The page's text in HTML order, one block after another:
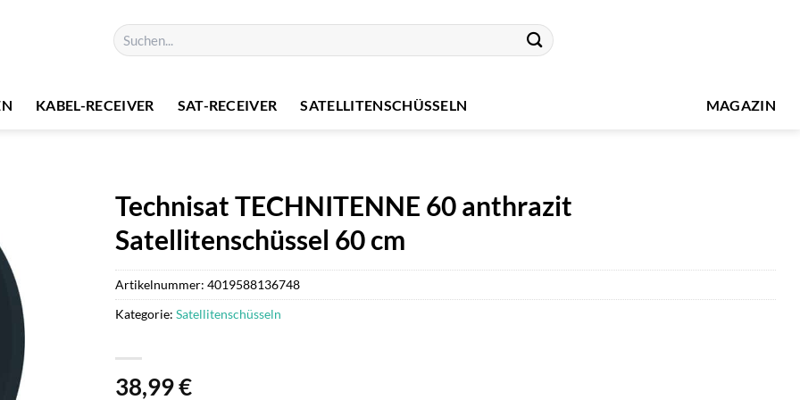
Suchen
nach:
KABEL-RECEIVER SAT-RECEIVER SATELLITENSCHÜSSELN MAGAZIN
Technisat TECHNITENNE 60 anthrazit
Satellitenschüssel 60 cm
38,99€
Artikelnummer: 4019588136748
Kategorie: Satellitenschüsseln